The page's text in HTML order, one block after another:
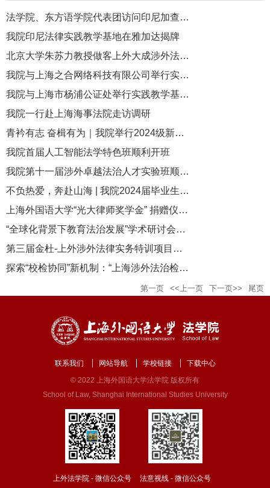
法学院、东方语学院代表团访问印尼加查马达大学和帕查查兰大学
我院印尼法律实践教学基地在雅加达揭牌
北京大学朱苏力教授做客上外大成涉外法治讲坛
我院与上海之合网络科技有限公司举行实践教学基地签约揭牌仪式
我院与上海市杨浦公证处举行实践教学基地签约揭牌仪式
我院一行赴上海海事法院走访调研
青衿有志 奋楫有为｜我院举行2024级新生开学典礼
我院首届人工智能法学特色班顺利开班
我院第十一届涉外卓越法治人才实验班顺利开班
不负热爱，奔赴山海 | 我院2024届毕业生欢送会顺利举行
上海外国语大学“光大律师奖学金” 捐赠仪式成功举办
“全球化背景下教育法治发展”学术研讨会在上海外国语大学成功举...
第三届金杜-上外涉外法律实务特训项目结业仪式举行
探索“校检协同”新机制：“上海涉外法治检察研究中心”在上外成...
第一页 <<上一页 下一页>> 尾页
联系我们 网站导航 学校链接
下载中心
© 2022 上海外国语大学法学院 版权所有
School of Law, Shanghai International Studies University
上外法学院 - 微信公众号 法意视线 - 微信公众号